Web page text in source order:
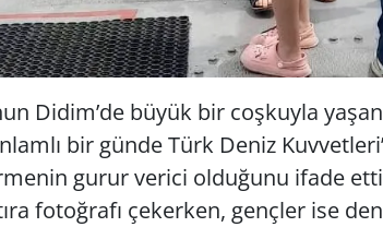
Didim’de büyük bir coş­kuy­la
bir günde Türk Deniz
gurur ve­ri­ci ol­du­ğu­nu ifade
fo­toğ­ra­fı çe­ker­ken, genç­ler ise